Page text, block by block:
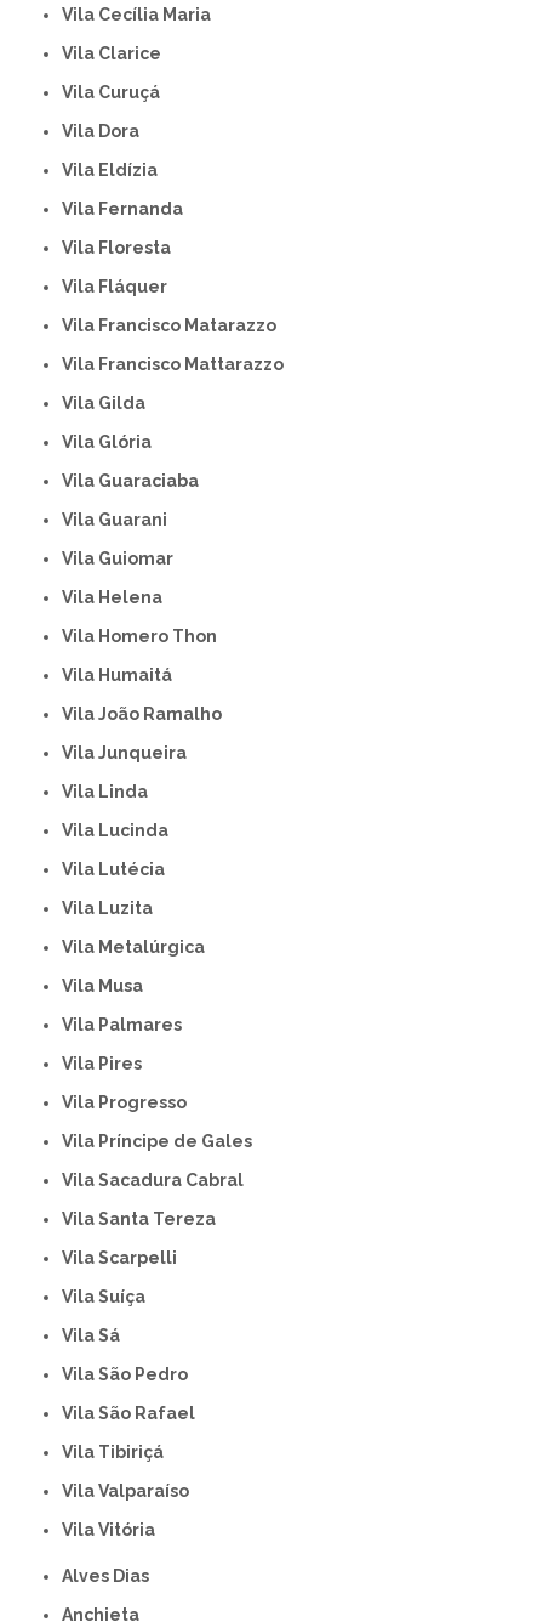
Vila Cecília Maria
Vila Clarice
Vila Curuçá
Vila Dora
Vila Eldízia
Vila Fernanda
Vila Floresta
Vila Fláquer
Vila Francisco Matarazzo
Vila Francisco Mattarazzo
Vila Gilda
Vila Glória
Vila Guaraciaba
Vila Guarani
Vila Guiomar
Vila Helena
Vila Homero Thon
Vila Humaitá
Vila João Ramalho
Vila Junqueira
Vila Linda
Vila Lucinda
Vila Lutécia
Vila Luzita
Vila Metalúrgica
Vila Musa
Vila Palmares
Vila Pires
Vila Progresso
Vila Príncipe de Gales
Vila Sacadura Cabral
Vila Santa Tereza
Vila Scarpelli
Vila Suíça
Vila Sá
Vila São Pedro
Vila São Rafael
Vila Tibiriçá
Vila Valparaíso
Vila Vitória
Alves Dias
Anchieta